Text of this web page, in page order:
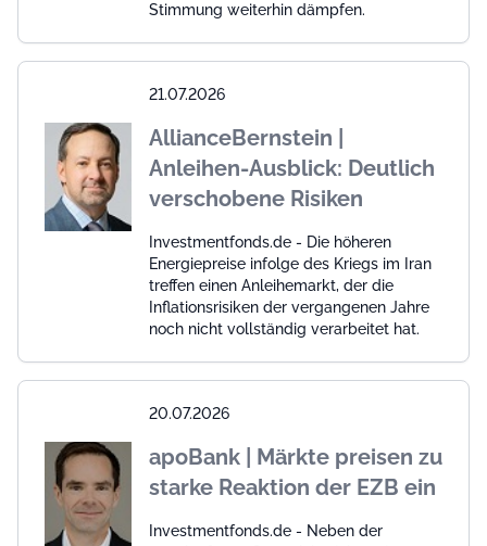
Stimmung weiterhin dämpfen.
21.07.2026
AllianceBernstein |
Anleihen-Ausblick: Deutlich
verschobene Risiken
Investmentfonds.de - Die höheren
Energiepreise infolge des Kriegs im Iran
treffen einen Anleihemarkt, der die
Inflationsrisiken der vergangenen Jahre
noch nicht vollständig verarbeitet hat.
20.07.2026
apoBank | Märkte preisen zu
starke Reaktion der EZB ein
Investmentfonds.de - Neben der